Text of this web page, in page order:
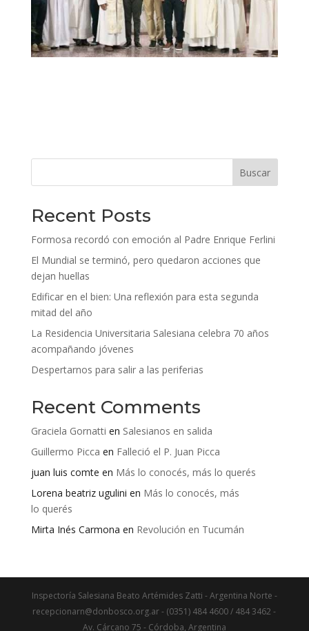
Buscar
Recent Posts
Formosa recordó con emoción al Padre Enrique Ferlini
El Mundial se terminó, pero quedaron acciones que
dejan huellas
Edificar en el bien: Una reflexión para esta segunda
mitad del año
La Residencia Universitaria Salesiana celebra 70 años
acompañando jóvenes
Despertarnos para salir a las periferias
Recent Comments
Graciela Gornatti en Salesianos en salida
Guillermo Picca en Falleció el P. Juan Picca
juan luis comte en Más lo conocés, más lo querés
Lorena beatriz ugulini en Más lo conocés, más
lo querés
Mirta Inés Carmona en Revolución en Tucumán
Inspectoría Salesiana Beato Artémides Zatti - Argentina Norte -
recepcionarn@donbosco.org.ar - (0351) 484 4600 / 484 3462 -
Av. Cárcano 75 - Córdoba, Argentina